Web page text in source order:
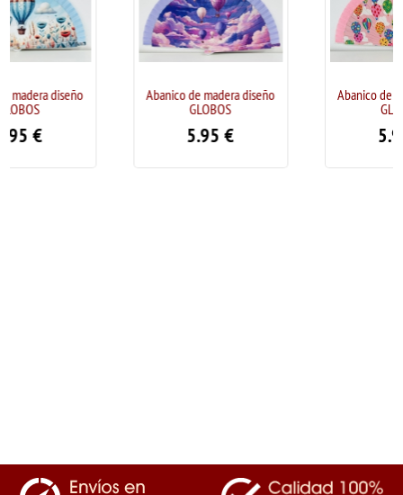
Abanico de madera diseño
Abanico de madera diseño